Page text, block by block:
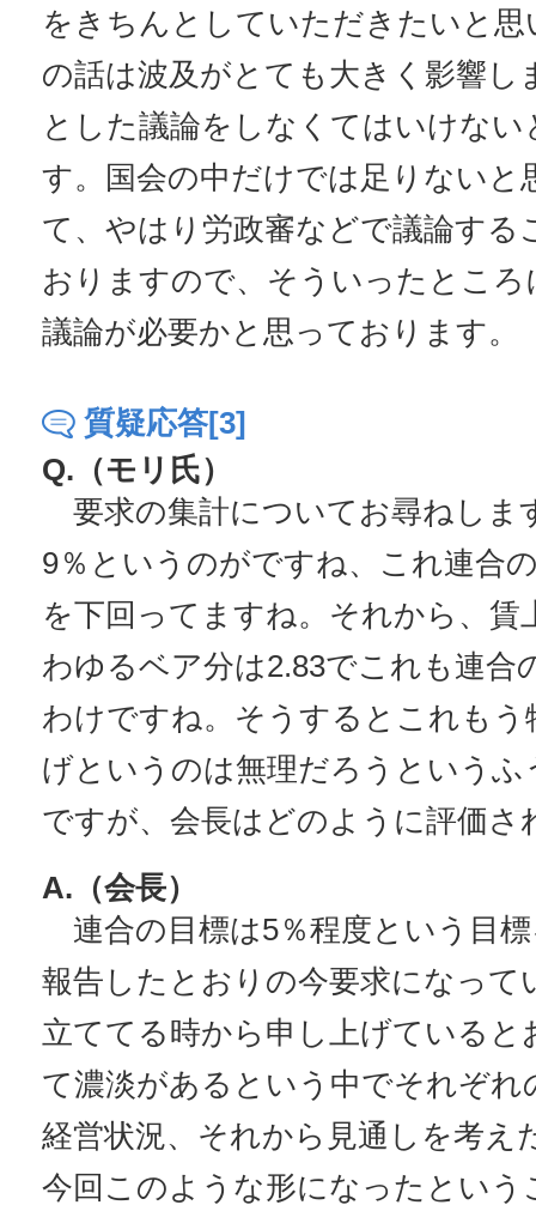
をきちんとしていただきたいと思
の話は波及がとても大きく影響し
とした議論をしなくてはいけな
す。国会の中だけでは足りないと
て、やはり労政審などで議論する
おりますので、そういったとこ
議論が必要かと思っております。
質疑応答[3]
Q.（モリ氏）
要求の集計についてお尋ねしま
9％というのがですね、これ連合
を下回ってますね。それから、賃
わゆるベア分は2.83でこれも連合
わけですね。そうするとこれもう
げというのは無理だろうという
ですが、会長はどのように評価さ
A.（会長）
連合の目標は5％程度という目
報告したとおりの今要求になって
立ててる時から申し上げていると
て濃淡があるという中でそれぞれ
経営状況、それから見通しを考え
今回このような形になったという